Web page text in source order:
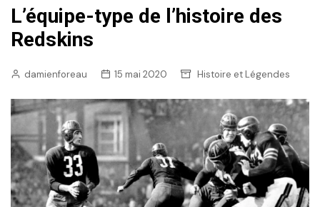
L’équipe-type de l’histoire des
Redskins
damienforeau 15 mai 2020 Histoire et Légendes